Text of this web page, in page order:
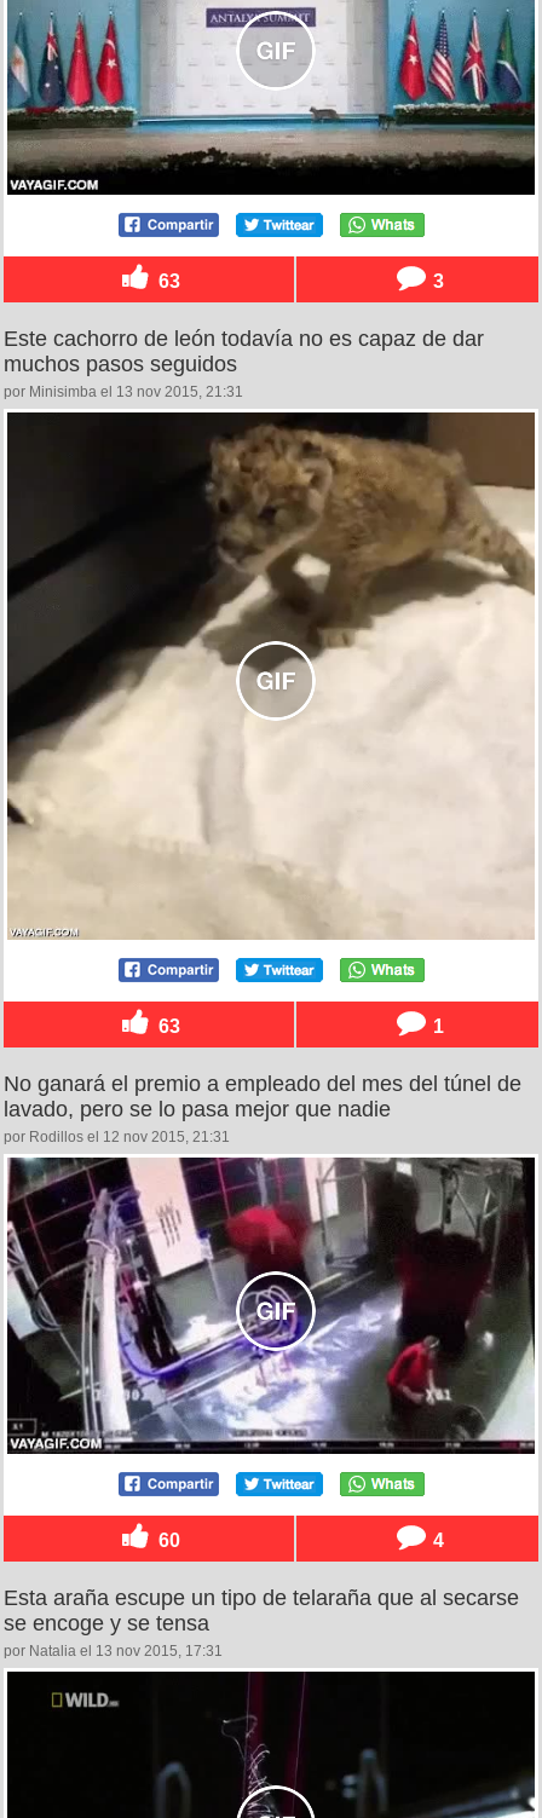
63 3
Este cachorro de león todavía no es capaz de dar
muchos pasos seguidos
por Minisimba el 13 nov 2015, 21:31
63 1
No ganará el premio a empleado del mes del túnel de
lavado, pero se lo pasa mejor que nadie
por Rodillos el 12 nov 2015, 21:31
60 4
Esta araña escupe un tipo de telaraña que al secarse
se encoge y se tensa
por Natalia el 13 nov 2015, 17:31